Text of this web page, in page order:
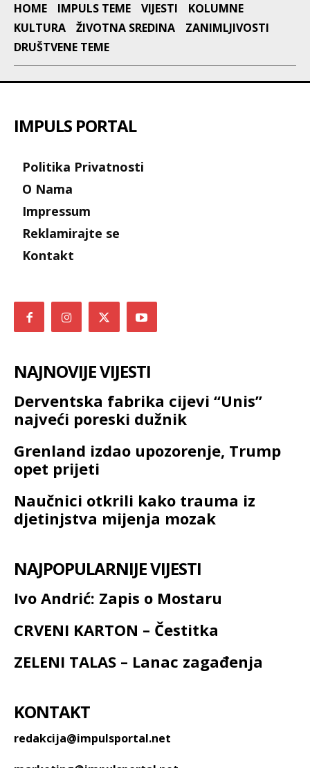
HOME IMPULS TEME VIJESTI
KOLUMNE
KULTURA
ŽIVOTNA SREDINA
ZANIMLJIVOSTI
DRUŠTVENE TEME
IMPULS PORTAL
Politika Privatnosti
O Nama
Impressum
Reklamirajte se
Kontakt
NAJNOVIJE VIJESTI
Derventska fabrika cijevi “Unis”
najveći poreski dužnik
Grenland izdao upozorenje, Trump
opet prijeti
Naučnici otkrili kako trauma iz
djetinjstva mijenja mozak
NAJPOPULARNIJE VIJESTI
Ivo Andrić: Zapis o Mostaru
CRVENI KARTON – Čestitka
ZELENI TALAS – Lanac zagađenja
KONTAKT
redakcija@impulsportal.net